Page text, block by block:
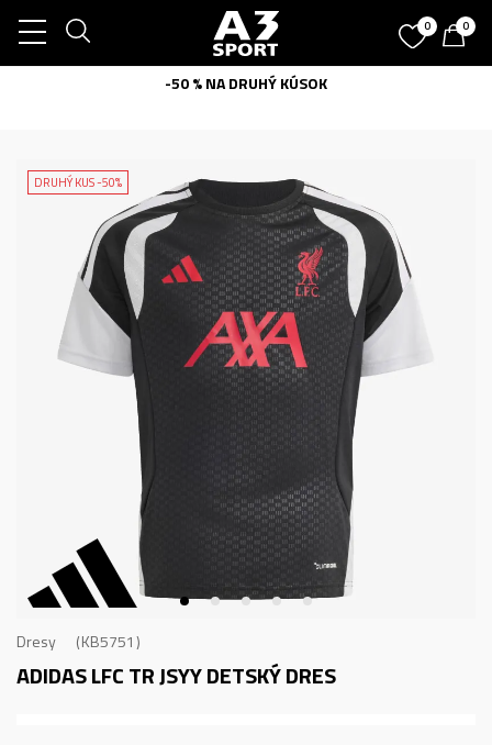
0 0
-50 % NA DRUHÝ KÚSOK
DRUHÝ KUS -50%
Dresy KB5751
ADIDAS LFC TR JSYYDETSKÝ DRES